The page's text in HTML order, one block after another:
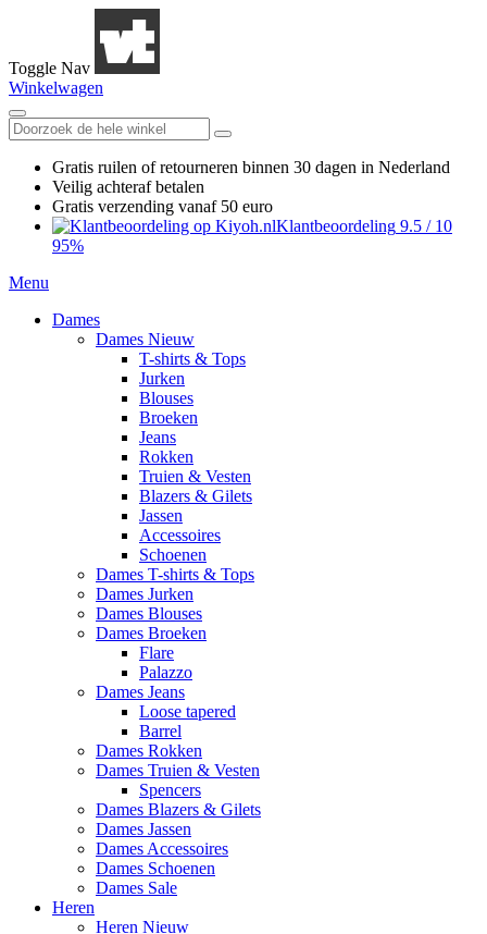
Toggle Nav
Winkelwagen
Gratis ruilen of retourneren binnen 30 dagen in Nederland
Veilig achteraf betalen
Gratis verzending vanaf 50 euro
Klantbeoordeling 9.5 / 10
95%
Menu
Dames
Dames Nieuw
T-shirts & Tops
Jurken
Blouses
Broeken
Jeans
Rokken
Truien & Vesten
Blazers & Gilets
Jassen
Accessoires
Schoenen
Dames T-shirts & Tops
Dames Jurken
Dames Blouses
Dames Broeken
Flare
Palazzo
Dames Jeans
Loose tapered
Barrel
Dames Rokken
Dames Truien & Vesten
Spencers
Dames Blazers & Gilets
Dames Jassen
Dames Accessoires
Dames Schoenen
Dames Sale
Heren
Heren Nieuw